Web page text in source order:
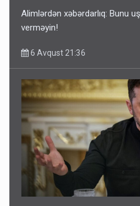
Alimlərdən xəbərdarlıq: Bunu
verməyin!
6 Avqust 21:36